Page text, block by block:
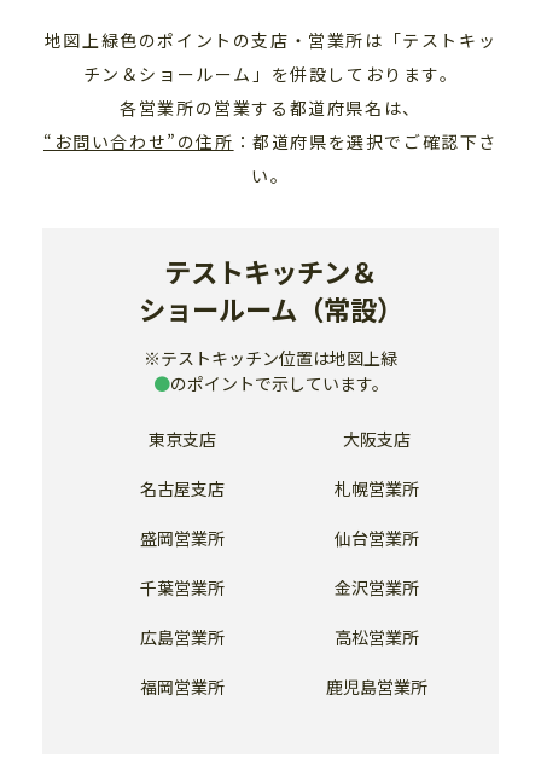
地図上緑色のポイントの支店・営業所は「テストキッ
チン＆ショールーム」を併設しております。
各営業所の営業する都道府県名は、
“お問い合わせ”の住所 ：都道府県を選択でご確認下さ
い。
テストキッチン＆
ショールーム（常設）
※テストキッチン位置は地図上緑
●のポイントで示しています。
東京支店 大阪支店
名古屋支店 札幌営業所
盛岡営業所 仙台営業所
千葉営業所 金沢営業所
広島営業所 高松営業所
福岡営業所 鹿児島営業所